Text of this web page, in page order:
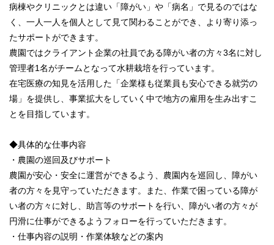
病棟やクリニックとは違い「障がい」や「病名」で見るのではな
く、一人一人を個人として見て関わることができ、より寄り添っ
たサポートができます。
農園ではクライアント企業の社員である障がい者の方々3名に対し
管理者1名がチームとなって水耕栽培を行っています。
在宅医療の知見を活用した「企業様も従業員も安心できる就労の
場」を提供し、事業拡大をしていく中で地方の雇用を生み出すこ
とを目指しています。
◆具体的な仕事内容
・農園の巡回及びサポート
農園が安心・安全に運営ができるよう、農園内を巡回し、障がい
者の方々を見守っていただきます。また、作業で困っている障が
い者の方々に対し、助言等のサポートを行い、障がい者の方々が
円滑に仕事ができるようフォローを行っていただきます。
・仕事内容の説明・作業体験などの案内